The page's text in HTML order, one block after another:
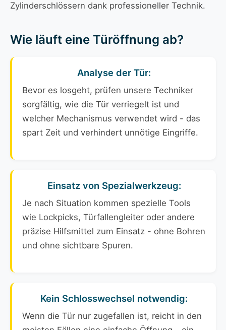
Zylinderschlössern dank professioneller Technik.
Wie läuft eine Türöffnung ab?
Analyse der Tür:
Bevor es losgeht, prüfen unsere Techniker
sorgfältig, wie die Tür verriegelt ist und
welcher Mechanismus verwendet wird - das
spart Zeit und verhindert unnötige Eingriffe.
Einsatz von Spezialwerkzeug:
Je nach Situation kommen spezielle Tools
wie Lockpicks, Türfallengleiter oder andere
präzise Hilfsmittel zum Einsatz - ohne Bohren
und ohne sichtbare Spuren.
Kein Schlosswechsel notwendig:
Wenn die Tür nur zugefallen ist, reicht in den